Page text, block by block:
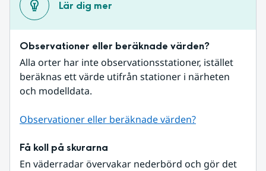
Lär dig mer
Observationer eller beräknade värden?
Alla orter har inte observationsstationer, istället
beräknas ett värde utifrån stationer i närheten
och modelldata.
Observationer eller beräknade värden?
Få koll på skurarna
En väderradar övervakar nederbörd och gör det